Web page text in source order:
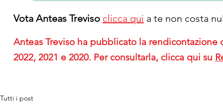
Vota Anteas Treviso clicca qui a te non costa
Anteas Treviso ha pubblicato la
2022, 2021 e 2020. Per consultarla, clicca qui su
Tutti i post